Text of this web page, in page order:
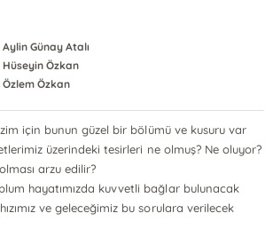
Aylin Günay Atalı
Hüseyin Özkan
Özlem Özkan
için bunun güzel bir bölümü ve kusuru var
üzerindeki tesirleri ne olmuş? Ne oluyor?
arzu edilir?
hayatımızda kuvvetli bağlar bulunacak
ve geleceğimiz bu sorulara verilecek